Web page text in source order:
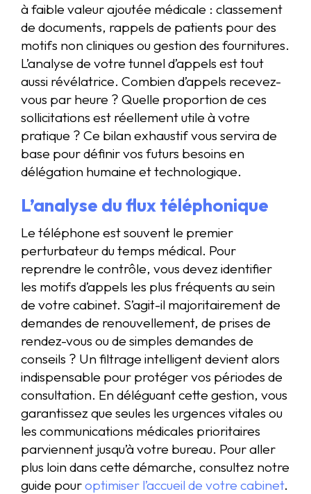
à faible valeur ajoutée médicale : classement
de documents, rappels de patients pour des
motifs non cliniques ou gestion des fournitures.
L’analyse de votre tunnel d’appels est tout
aussi révélatrice. Combien d’appels recevez-
vous par heure ? Quelle proportion de ces
sollicitations est réellement utile à votre
pratique ? Ce bilan exhaustif vous servira de
base pour définir vos futurs besoins en
délégation humaine et technologique.
L’analyse du flux téléphonique
Le téléphone est souvent le premier
perturbateur du temps médical. Pour
reprendre le contrôle, vous devez identifier
les motifs d’appels les plus fréquents au sein
de votre cabinet. S’agit-il majoritairement de
demandes de renouvellement, de prises de
rendez-vous ou de simples demandes de
conseils ? Un filtrage intelligent devient alors
indispensable pour protéger vos périodes de
consultation. En déléguant cette gestion, vous
garantissez que seules les urgences vitales ou
les communications médicales prioritaires
parviennent jusqu’à votre bureau. Pour aller
plus loin dans cette démarche, consultez notre
guide pouroptimiser l’accueil de votre cabinet.